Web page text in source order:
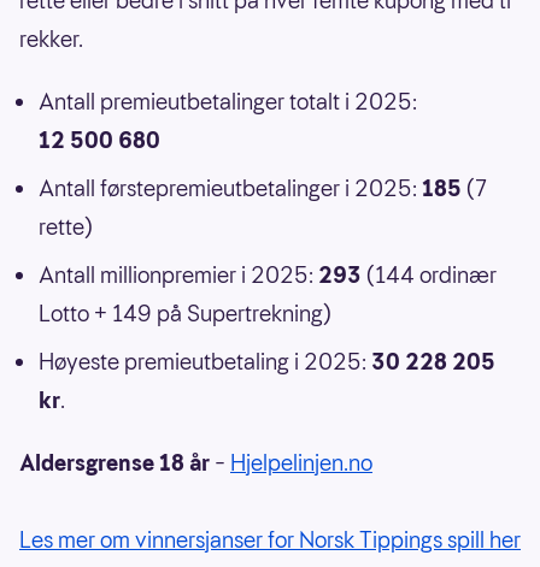
rekker.
Antall premieutbetalinger totalt i 2025:
12 500 680
Antall førstepremieutbetalinger i 2025: 185 (7
rette)
Antall millionpremier i 2025: 293 (144 ordinær
Lotto + 149 på Supertrekning)
Høyeste premieutbetaling i 2025: 30 228 205
kr.
Aldersgrense 18 år – Hjelpelinjen.no
Les mer om vinnersjanser for Norsk Tippings spill her